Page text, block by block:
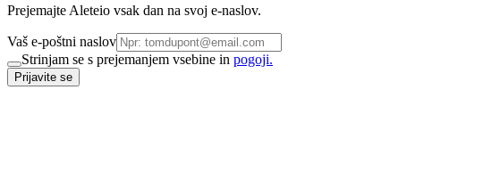
Prejemajte Aleteio vsak dan na svoj e-naslov.
Vaš e-poštni naslov
Strinjam se s prejemanjem vsebine in pogoji.
Prijavite se